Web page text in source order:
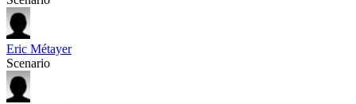
Eric Métayer
Scenario